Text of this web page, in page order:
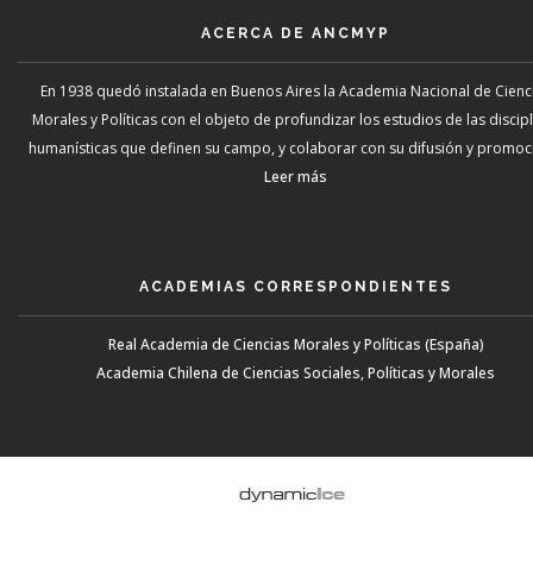
ACERCA DE ANCMYP
En 1938 quedó instalada en Buenos Aires la Academia Nacional de
Morales y Políticas con el objeto de profundizar los estudios de las
humanísticas que definen su campo, y colaborar con su difusión y
Leer más
ACADEMIAS CORRESPONDIENTES
Real Academia de Ciencias Morales y Políticas (España)
Academia Chilena de Ciencias Sociales, Políticas y Morales